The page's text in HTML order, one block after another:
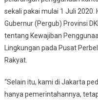
sekali pakai mulai 1 Juli 2020.
Gubernur (Pergub) Provinsi
tentang Kewajiban
Lingkungan pada Pusat
Rakyat.
“Selain itu, kami di Jakarta
hanya pemerintahannya,